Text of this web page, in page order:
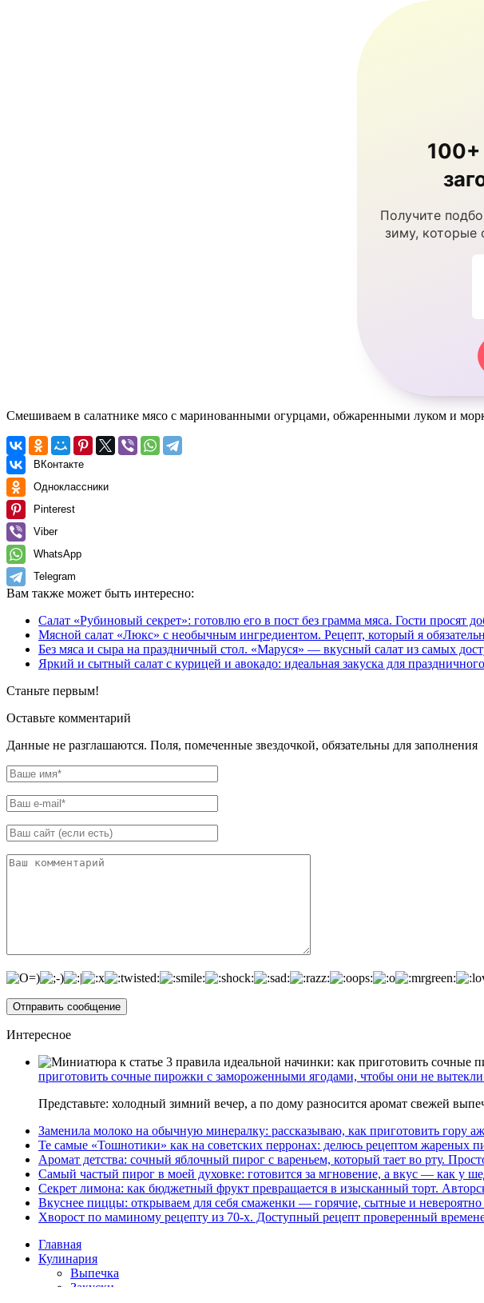
Получите
зиму, которые
Смешиваем в салатнике мясо с маринованными огурцами, обжаренными луком и
ВКонтакте
Одноклассники
Pinterest
Viber
WhatsApp
Telegram
Вам также может быть интересно:
Салат «Рубиновый секрет»: готовлю его в пост без грамма мяса. Гости просят
Мясной салат «Люкс» с необычным ингредиентом. Рецепт, который я
Без мяса и сыра на праздничный стол. «Маруся» — вкусный салат из самых
Яркий и сытный салат с курицей и авокадо: идеальная закуска для
Станьте первым!
Оставьте комментарий
Данные не разглашаются. Поля, помеченные звездочкой, обязательны для заполнения
Интересное
приготовить сочные пирожки с замороженными ягодами, чтобы они не вытекли
Представьте: холодный зимний вечер, а по дому разносится аромат свежей
Заменила молоко на обычную минералку: рассказываю, как приготовить гору
Те самые «Тошнотики» как на советских перронах: делюсь рецептом жареных
Аромат детства: сочный яблочный пирог с вареньем, который тает во рту.
Самый частый пирог в моей духовке: готовится за мгновение, а вкус — как у
Секрет лимона: как бюджетный фрукт превращается в изысканный торт.
Вкуснее пиццы: открываем для себя смаженки — горячие, сытные и
Хворост по маминому рецепту из 70-х. Доступный рецепт проверенный
Главная
Кулинария
Выпечка
Закуски